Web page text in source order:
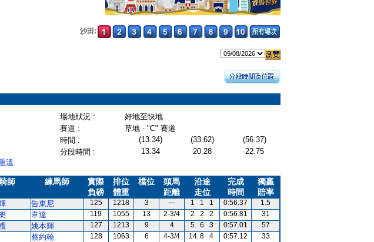
沙田:
場地狀況 :
好地至快地
賽道 :
草地 - "C" 賽道
時間 : (13.34) (33.62)
(56.37)
分段時間 :
13.34 20.28
22.75
溫
師 練馬師
實際
負磅
排位
體重
檔位
頭馬
距離
沿途
走位
完成
時間
獨贏
賠率
告東尼 125 1218 3 --- 1 1 1 0:56.37
1.5
韋達 119 1055 13 2-3/4 2 2 2 0:56.81
31
姚本輝 127 1213 9 4 5 6 3 0:57.01
57
蔡約翰 128 1063 6 4-3/4 14 8 4 0:57.12
33